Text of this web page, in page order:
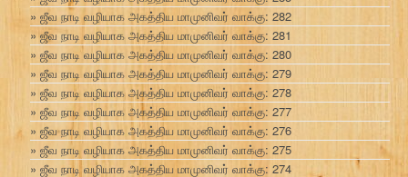
ஜீவ நாடி வழியாக அகத்திய மாமுனிவர் வாக்கு: 282
ஜீவ நாடி வழியாக அகத்திய மாமுனிவர் வாக்கு: 281
ஜீவ நாடி வழியாக அகத்திய மாமுனிவர் வாக்கு: 280
ஜீவ நாடி வழியாக அகத்திய மாமுனிவர் வாக்கு: 279
ஜீவ நாடி வழியாக அகத்திய மாமுனிவர் வாக்கு: 278
ஜீவ நாடி வழியாக அகத்திய மாமுனிவர் வாக்கு: 277
ஜீவ நாடி வழியாக அகத்திய மாமுனிவர் வாக்கு: 276
ஜீவ நாடி வழியாக அகத்திய மாமுனிவர் வாக்கு: 275
ஜீவ நாடி வழியாக அகத்திய மாமுனிவர் வாக்கு: 274